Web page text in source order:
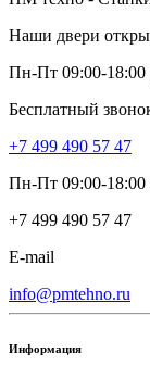
Наши двери
Пн-Пт 09:00-
Бесплатный
+7 499 490 57 47
Пн-Пт 09:00-
+7 499 490 57 47
E-mail
info@pmtehno.ru
Информация